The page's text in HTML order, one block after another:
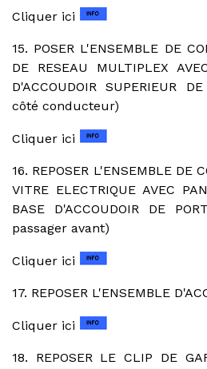
Cliquer ici
15. POSER L'ENSEMBLE DE
DE RESEAU MULTIPLEX
D'ACCOUDOIR SUPERIEUR
côté conducteur)
Cliquer ici
16. REPOSER L'ENSEMBLE DE
VITRE ELECTRIQUE AVEC
BASE D'ACCOUDOIR DE
passager avant)
Cliquer ici
17. REPOSER L'ENSEMBLE
Cliquer ici
18. REPOSER LE CLIP DE